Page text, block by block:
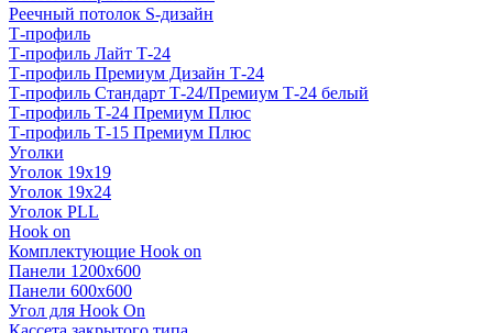
Реечный потолок S-дизайн
Т-профиль
Т-профиль Лайт Т-24
Т-профиль Премиум Дизайн Т-24
Т-профиль Стандарт Т-24/Премиум Т-24 белый
Т-профиль Т-24 Премиум Плюс
Т-профиль Т-15 Премиум Плюс
Уголки
Уголок 19х19
Уголок 19х24
Уголок PLL
Hook on
Комплектующие Hook on
Панели 1200х600
Панели 600х600
Угол для Hook On